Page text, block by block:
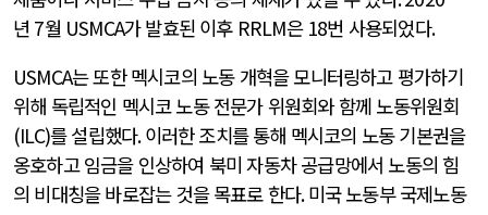
년 7월 USMCA가 발효된 이후 RRLM은 18번 사용되었다.
USMCA는 또한 멕시코의 노동 개혁을 모니터링하고 평가하기
위해 독립적인 멕시코 노동 전문가 위원회와 함께 노동위원회
(ILC)를 설립했다.이러한 조치를 통해 멕시코의 노동 기본권을
옹호하고 임금을 인상하여 북미 자동차 공급망에서 노동의 힘
의 비대칭을 바로잡는 것을 목표로 한다.미국 노동부 국제노동